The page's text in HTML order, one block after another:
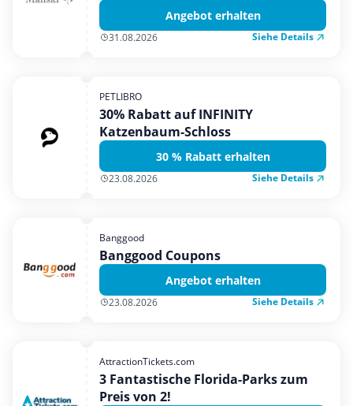
Angebot erhalten
31.08.2026 Siehe Details
PETLIBRO
30% Rabatt auf INFINITY
Katzenbaum-Schloss
30 % Rabatt erhalten
23.08.2026 Siehe Details
Banggood
Banggood Coupons
Angebot erhalten
23.08.2026 Siehe Details
AttractionTickets.com
3 Fantastische Florida-Parks zum
Preis von 2!